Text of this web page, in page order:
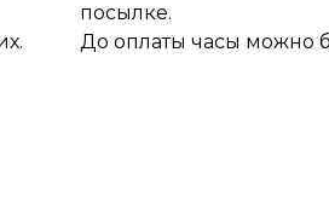
посылке.
До оплаты часы можно